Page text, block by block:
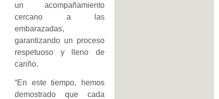
un acompañamiento
cercano a las
embarazadas,
garantizando un proceso
respetuoso y lleno de
cariño.
“En este tiempo, hemos
demostrado que cada